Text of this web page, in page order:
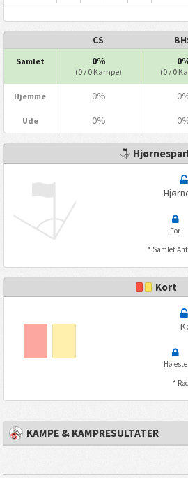
CS
Samlet 0%
(0 / 0 Kampe) (0 / 0
Hjemme 0%
Ude 0%
For
* Samlet
Kort
Højeste
*
KAMPE & KAMPRESULTATER